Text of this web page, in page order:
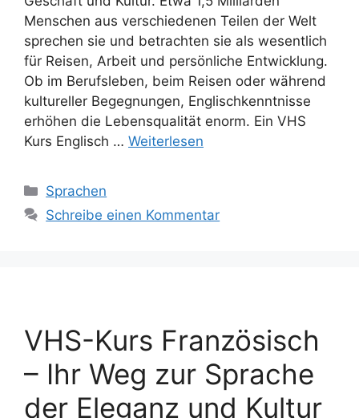
Menschen aus verschiedenen Teilen der Welt
sprechen sie und betrachten sie als wesentlich
für Reisen, Arbeit und persönliche Entwicklung.
Ob im Berufsleben, beim Reisen oder während
kultureller Begegnungen, Englischkenntnisse
erhöhen die Lebensqualität enorm. Ein VHS
Kurs Englisch … Weiterlesen
Kategorien
Sprachen
Schreibe einen Kommentar
VHS-Kurs Französisch
– Ihr Weg zur Sprache
der Eleganz und Kultur